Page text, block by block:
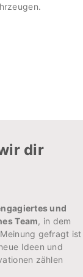
dir
und
Team, in dem
gefragt ist
Ideen und
zählen